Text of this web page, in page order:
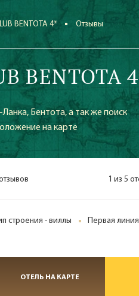
BENTOTA 4* Отзывы
BENTOTA
Бентота, а так же поиск
на карте
1 из 5
строения - виллы
Первая
ОТЕЛЬ НА КАРТЕ